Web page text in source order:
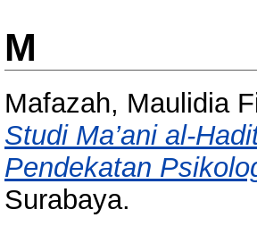
M
Mafazah, Maulidia
Studi Ma’ani al-
Pendekatan
Surabaya.